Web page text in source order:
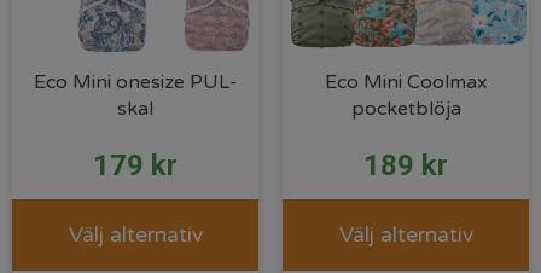
Eco Mini onesize PUL-
skal
179 kr
Välj alternativ
Eco Mini Coolmax
pocketblöja
189 kr
Välj alternativ